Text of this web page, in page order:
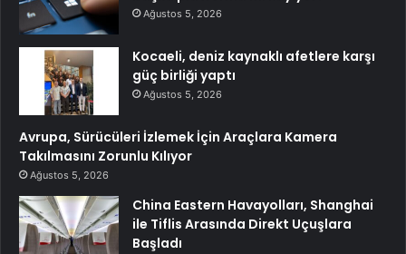
Ağustos 5, 2026
Kocaeli, deniz kaynaklı afetlere karşı
güç birliği yaptı
Ağustos 5, 2026
Avrupa, Sürücüleri İzlemek İçin Araçlara Kamera
Takılmasını Zorunlu Kılıyor
Ağustos 5, 2026
China Eastern Havayolları, Shanghai
ile Tiflis Arasında Direkt Uçuşlara
Başladı